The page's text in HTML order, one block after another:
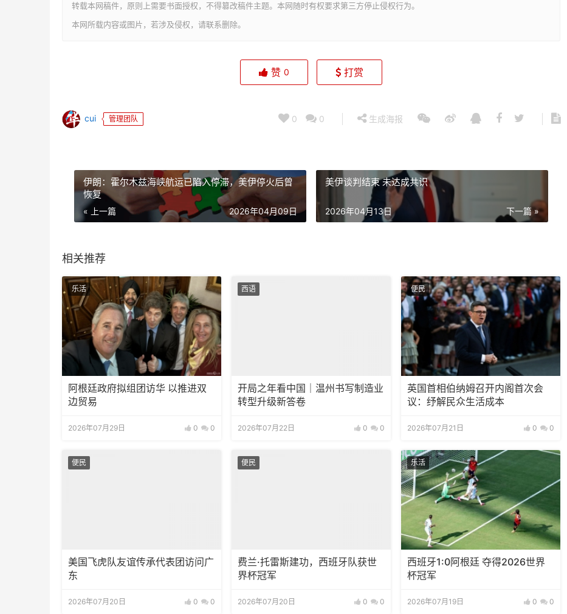
转载本网稿件，原则上需要书面授权，不得篡改稿件主题。本网随时有权要求第三方停止侵权行为。
本网所载内容或图片，若涉及侵权，请联系删除。
赞 0 打赏
cui 管理团队 0 0 生成海报
伊朗：霍尔木兹海峡航运已陷入停滞，美伊停火后曾
恢复
« 上一篇 2026年04月09日
美伊谈判结束 未达成共识
下一篇 »
2026年04月13日
相关推荐
乐活
阿根廷政府拟组团访华 以推进双
边贸易
2026年07月29日 0 0
西语
开局之年看中国｜温州书写制造业
转型升级新答卷
2026年07月22日 0 0
便民
英国首相伯纳姆召开内阁首次会
议：纾解民众生活成本
2026年07月21日 0 0
便民
美国飞虎队友谊传承代表团访问广
东
2026年07月20日 0 0
便民
费兰·托雷斯建功，西班牙队获世
界杯冠军
2026年07月20日 0 0
乐活
西班牙1:0阿根廷 夺得2026世界
杯冠军
2026年07月19日 0 0